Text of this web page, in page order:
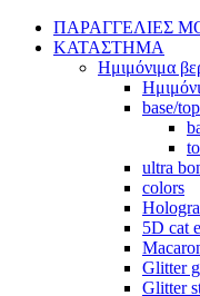
ΠΑΡΑΓΓΕΛΙΕΣ
ΚΑΤΑΣΤΗΜΑ
Ημιμόνιμα
base/top
ultra
colors
5D cat
Glitter
Glitter